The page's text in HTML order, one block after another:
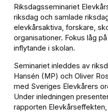
Riksdagsseminariet
riksdag och samlade
elevkårsaktiva, forskare,
organisationer. Fokus låg
inflytande i skolan.
Seminariet inleddes av
Hansén (MP) och Oliver
med Sveriges Elevkårers
Under inledningen
rapporten